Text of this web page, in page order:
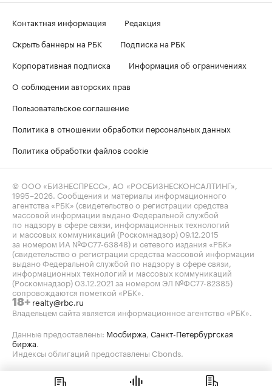
Контактная информация
Редакция
Скрыть баннеры на РБК
Подписка на РБК
Корпоративная подписка
Информация об ограничениях
О соблюдении авторских прав
Пользовательское соглашение
Политика в отношении обработки персональных данных
Политика обработки файлов cookie
© ООО «БИЗНЕСПРЕСС», АО «РОСБИЗНЕСКОНСАЛТИНГ»,
1995–2026 . Сообщения и материалы информационного
агентства «РБК» (свидетельство о регистрации средства
массовой информации выдано Федеральной службой
по надзору в сфере связи, информационных технологий
и массовых коммуникаций (Роскомнадзор) 09.12.2015
за номером ИА №ФС77-63848) и сетевого издания «РБК»
(свидетельство о регистрации средства массовой информации
выдано Федеральной службой по надзору в сфере связи,
информационных технологий и массовых коммуникаций
(Роскомнадзор) 03.12.2021 за номером ЭЛ №ФС77-82385)
сопровождаются пометкой «РБК».
18+ realty@rbc.ru
Владельцем сайта является информационное агентство «РБК».
Данные предоставлены: Мосбиржа Санкт-Петербургская
биржа
Индексы облигаций предоставлены Cbonds.